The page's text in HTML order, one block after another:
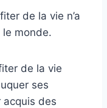
de la vie n’a
monde.
de la vie
ses
acquis des